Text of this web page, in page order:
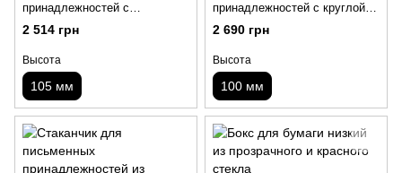
принадлежностей с
квадратной подставкой
2 514 грн
Высота
105 мм
принадлежностей с круглой
подставкой
2 690 грн
Высота
100 мм